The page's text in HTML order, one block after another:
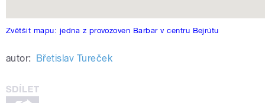
Zvětšit mapu: jedna z provozoven Barbar v centru Bejrútu
autor: Břetislav Tureček